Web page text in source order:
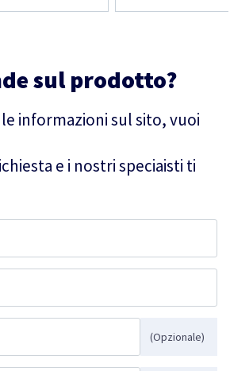
sul prodotto?
informazioni sul sito, vuoi
e i nostri speciaisti ti
(Opzionale)